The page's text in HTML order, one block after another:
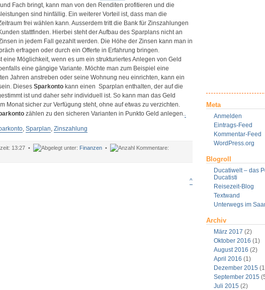
Meta
Anmelden
Eintrags-Feed
Kommentar-Feed
WordPress.org
Blogroll
Ducatiwelt – das
Ducatisti
Reisezeit-Blog
Textwand
Unterwegs im
Archiv
März 2017 (2)
Oktober 2016 (1)
August 2016 (2)
April 2016 (1)
Dezember 2015
September 2015
Juli 2015 (2)
Fach bringt, kann man von den Renditen profitieren und die
sind hinfällig. Ein weiterer Vorteil ist, dass man die
frei wählen kann. Ausserdem tritt die Bank für Zinszahlungen
stattfinden. Hierbei steht der Aufbau des Sparplans nicht an
in jedem Fall gezahlt werden. Die Höhe der Zinsen kann man in
erfragen oder durch ein Offerte in Erfahrung bringen.
eine Möglichkeit, wenn es um ein strukturiertes Anlegen von Geld
eine gängige Variante. Möchte man zum Beispiel eine
Jahren anstreben oder seine Wohnung neu einrichten, kann ein
Dieses Sparkontokann einen Sparplan enthalten, der auf die
ist und daher sehr individuell ist. So kann man das Geld
Monat sicher zur Verfügung steht, ohne auf etwas zu verzichten.
zählen zu den sicheren Varianten in Punkto Geld anlegen..
, Sparplan, Zinszahlung
13:27 • Finanzen•
^